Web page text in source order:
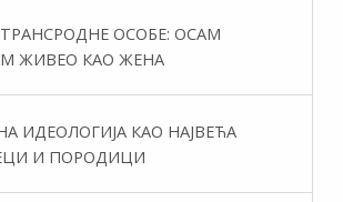
ОСОБЕ: ОСАМ
ЖИВЕО КАО ЖЕНА
ИДЕОЛОГИЈА КАО НАЈВЕЋА
И ПОРОДИЦИ